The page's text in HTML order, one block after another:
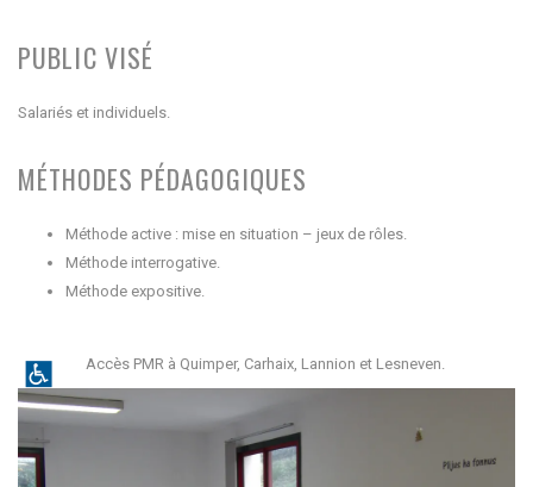
PUBLIC VISÉ
Salariés et individuels.
MÉTHODES PÉDAGOGIQUES
Méthode active : mise en situation – jeux de rôles.
Méthode interrogative.
Méthode expositive.
Accès PMR à Quimper, Carhaix, Lannion et Lesneven.